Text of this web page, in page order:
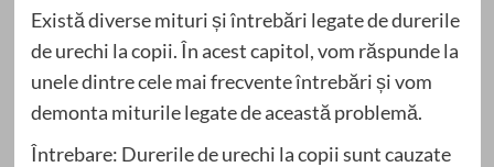
Există diverse mituri și întrebări legate de durerile
de urechi la copii. În acest capitol, vom răspunde la
unele dintre cele mai frecvente întrebări și vom
demonta miturile legate de această problemă.
Întrebare: Durerile de urechi la copii sunt cauzate